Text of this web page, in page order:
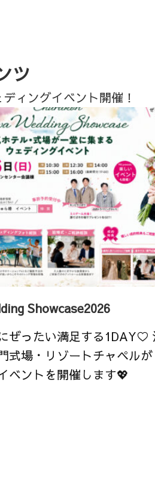
ツ
ィングイベント開催！
Showcase2026
ぜったい満足する1DAY♡
式場・リゾートチャペル
ベントを開催します💖